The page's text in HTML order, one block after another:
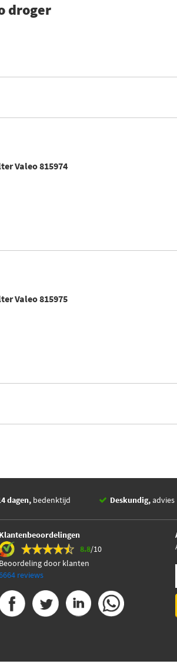
droger
Valeo 815974
Valeo 815975
dagen, bedenktijd Deskundig,advies
Klantenbeoordelingen
8.8/10
Beoordeling door klanten
reviews